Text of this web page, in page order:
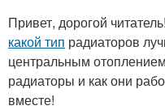
Привет, дорогой
какой тип радиаторов
центральным
радиаторы и как они
вместе!